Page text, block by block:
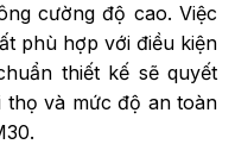
cường độ cao. Việc
phù hợp với điều kiện
thiết kế sẽ quyết
và mức độ an toàn